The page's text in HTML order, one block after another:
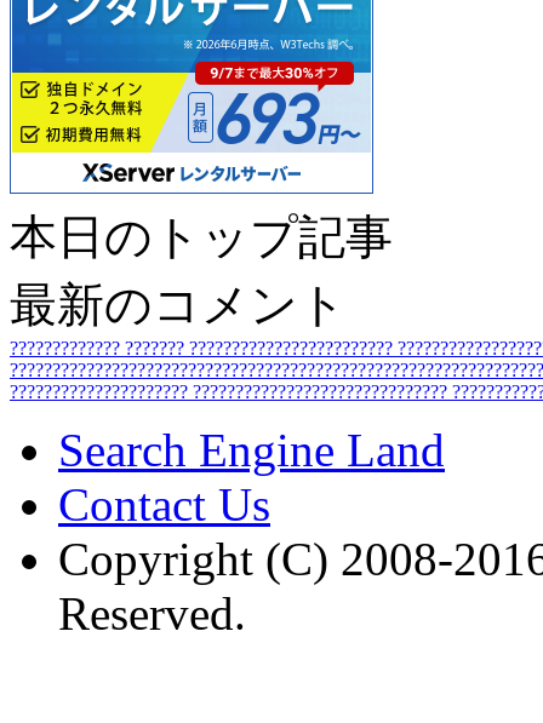
本日のトップ記事
最新のコメント
????????????? ??????? ????????????????????????
????????????????????? ??????????????????????????????
Search Engine Land
Contact Us
Copyright (C) 2008-
Reserved.